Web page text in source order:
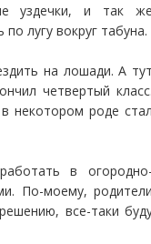
уздечки, и так
лугу вокруг табуна.
на лошади. А
четвертый
некотором роде
в
По-моему,
все-таки